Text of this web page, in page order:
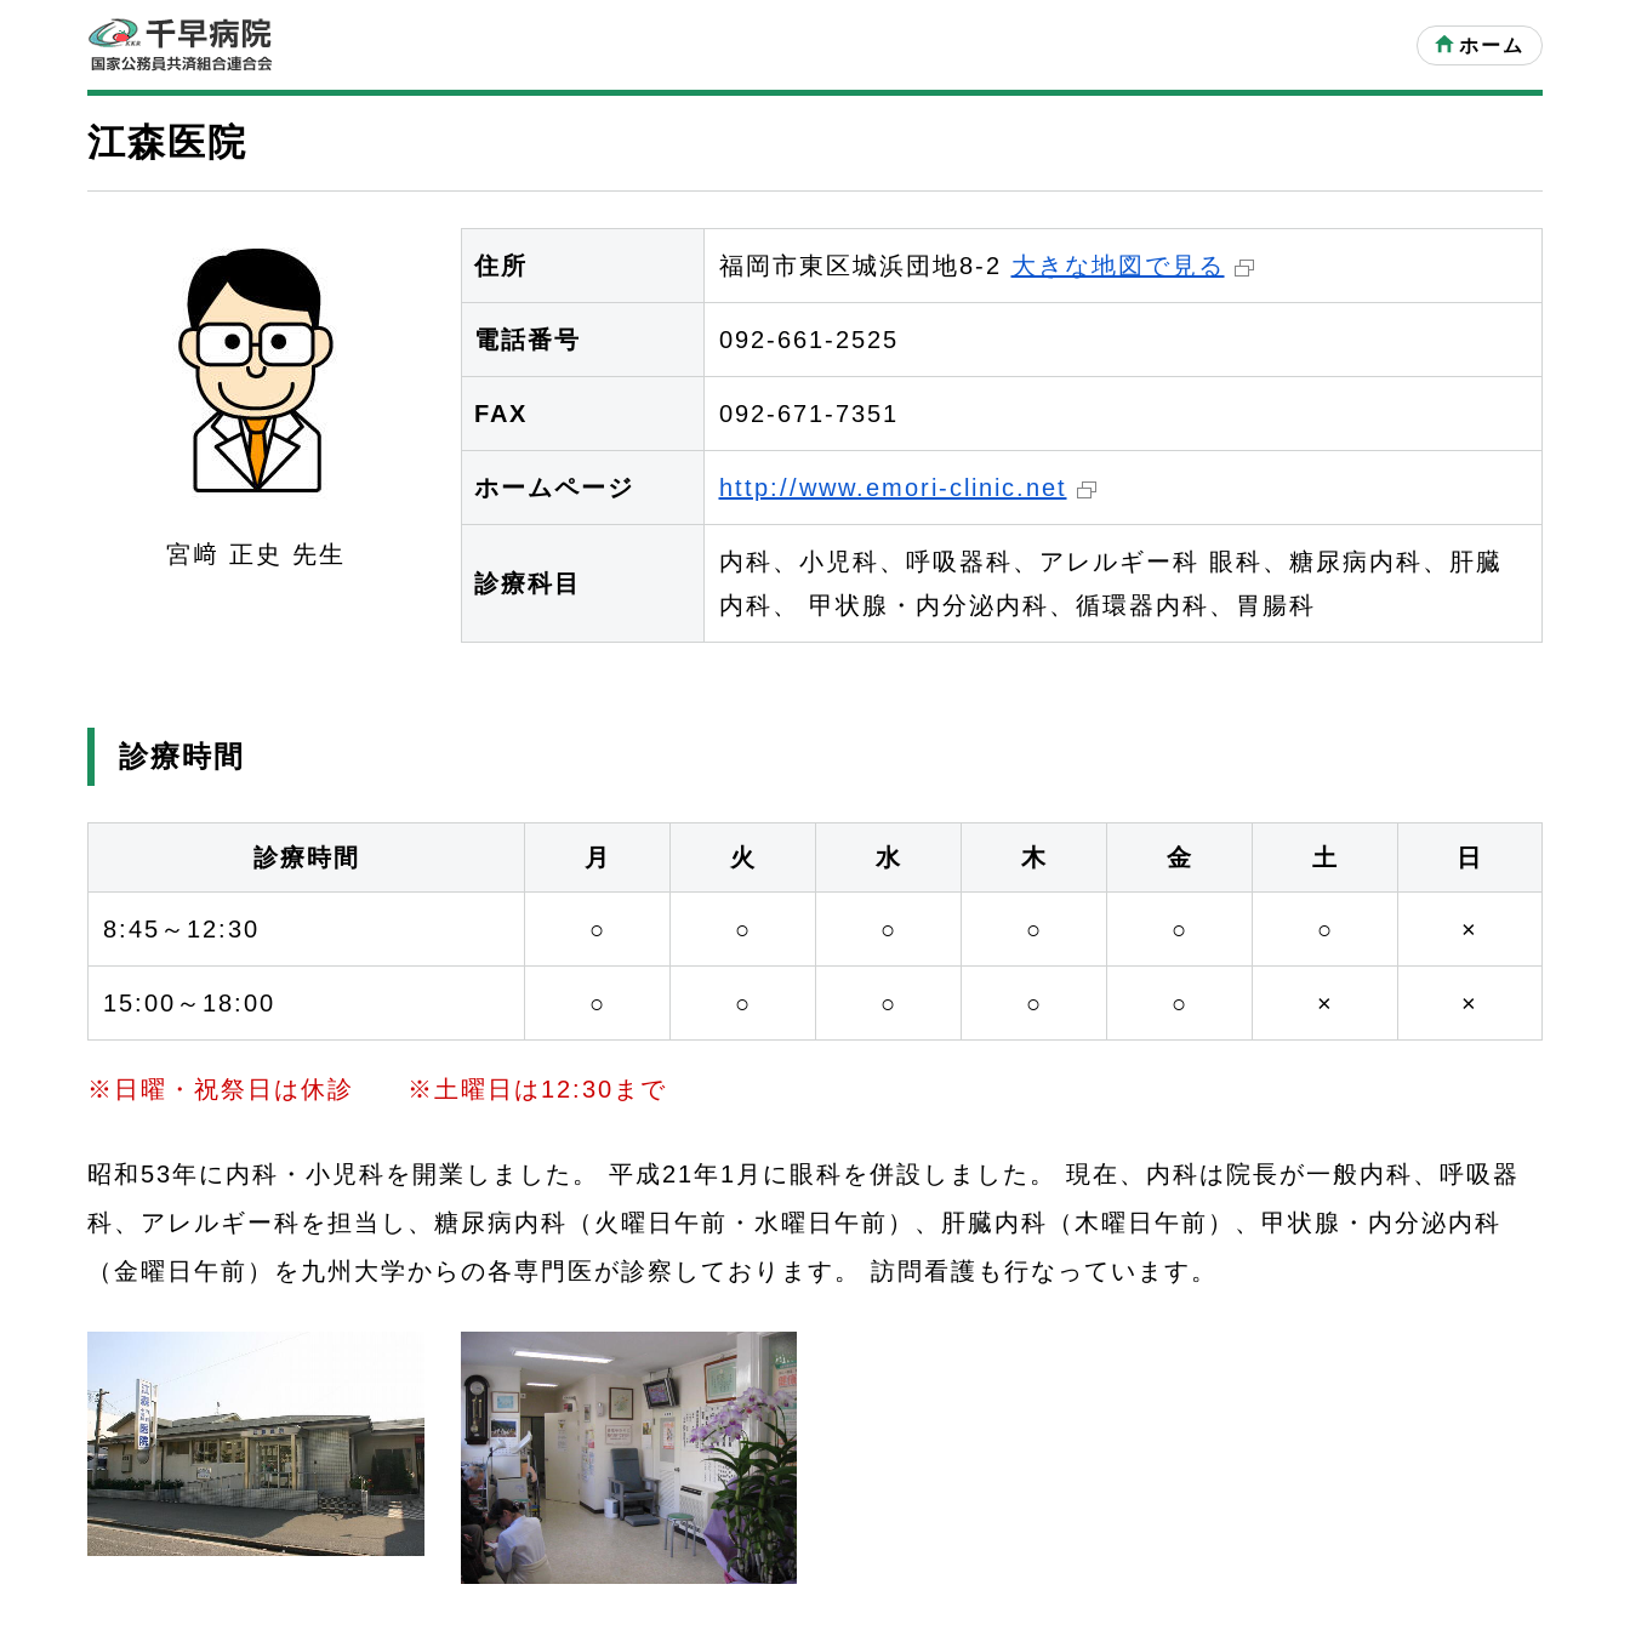
ホーム
江森医院
宮﨑 正史 先生
住所 福岡市東区城浜団地8-2 大きな地図で見る
電話番号 092-661-2525
FAX 092-671-7351
ホームページ http://www.emori-clinic.net
診療科目
内科、小児科、呼吸器科、アレルギー科 眼科、糖尿病内科、肝臓
内科、 甲状腺・内分泌内科、循環器内科、胃腸科
診療時間
診療時間 月 火 水 木 金 土 日
8:45～12:30 ○ ○ ○ ○ ○ ○ ×
15:00～18:00 ○ ○ ○ ○ ○ × ×
※日曜・祝祭日は休診 ※土曜日は12:30まで
昭和53年に内科・小児科を開業しました。 平成21年1月に眼科を併設しました。 現在、内科は院長が一般内科、呼吸器
科、アレルギー科を担当し、糖尿病内科（火曜日午前・水曜日午前）、肝臓内科（木曜日午前）、甲状腺・内分泌内科
（金曜日午前）を九州大学からの各専門医が診察しております。 訪問看護も行なっています。